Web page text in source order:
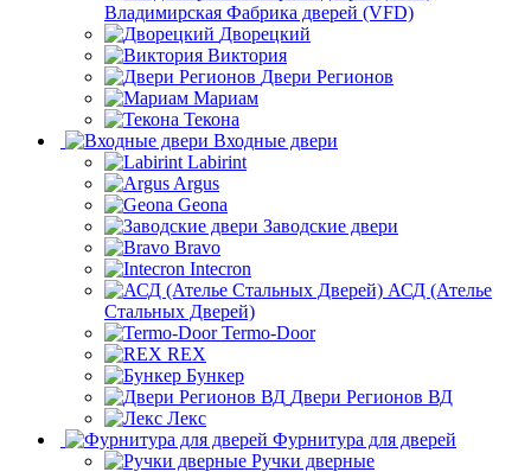
Владимирская Фабрика дверей (VFD)
Дворецкий
Виктория
Двери Регионов
Мариам
Текона
Входные двери
Labirint
Argus
Geona
Заводские двери
Bravo
Intecron
АСД (Ателье
Стальных Дверей)
Termo-Door
REX
Бункер
Двери Регионов ВД
Лекс
Фурнитура для дверей
Ручки дверные